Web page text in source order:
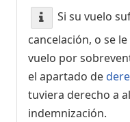
Si su vuelo
cancelación, o se
vuelo por
el apartado de
tuviera derecho a
indemnización.